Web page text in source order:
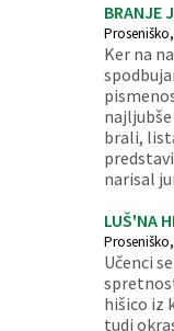
BRANJE
Ker na
brali,
narisal
LUŠ'NA
Učenci
hišico iz
tudi